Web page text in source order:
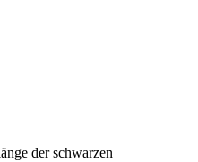
der schwarzen